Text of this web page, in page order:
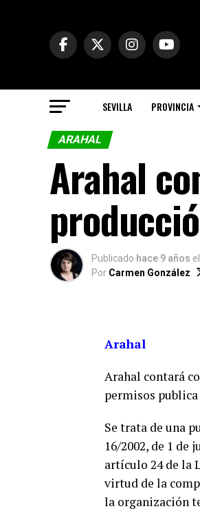
SEVILLA PROVINCIA
ARAHAL
Arahal
Publicado hace 9 años el
Por Carmen González
Arahal
Arahal contará
permisos
Se trata de una
16/2002, de 1 de
artículo 24 de la
virtud de la
la organización